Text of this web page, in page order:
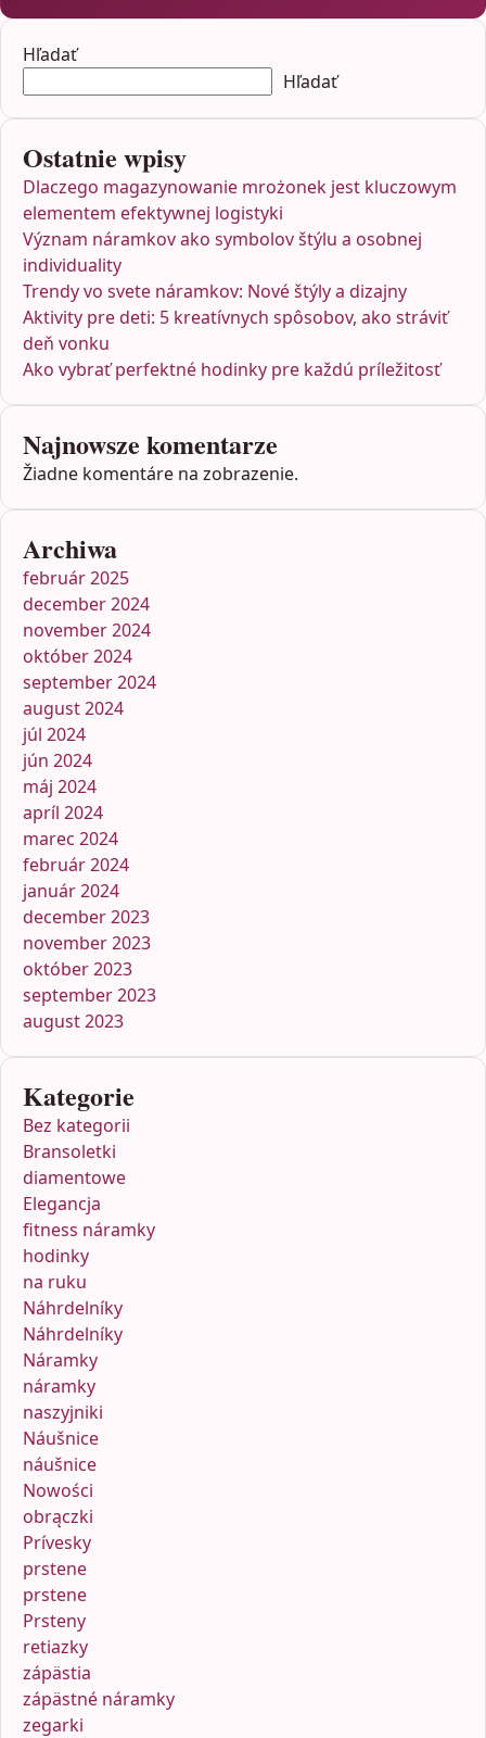
Hľadať
Hľadať
Ostatnie wpisy
Dlaczego magazynowanie mrożonek jest kluczowym
elementem efektywnej logistyki
Význam náramkov ako symbolov štýlu a osobnej
individuality
Trendy vo svete náramkov: Nové štýly a dizajny
Aktivity pre deti: 5 kreatívnych spôsobov, ako stráviť
deň vonku
Ako vybrať perfektné hodinky pre každú príležitosť
Najnowsze komentarze
Žiadne komentáre na zobrazenie.
Archiwa
február 2025
december 2024
november 2024
október 2024
september 2024
august 2024
júl 2024
jún 2024
máj 2024
apríl 2024
marec 2024
február 2024
január 2024
december 2023
november 2023
október 2023
september 2023
august 2023
Kategorie
Bez kategorii
Bransoletki
diamentowe
Elegancja
fitness náramky
hodinky
na ruku
Náhrdelníky
Náhrdelníky
Náramky
náramky
naszyjniki
Náušnice
náušnice
Nowości
obrączki
Prívesky
prstene
prstene
Prsteny
retiazky
zápästia
zápästné náramky
zegarki